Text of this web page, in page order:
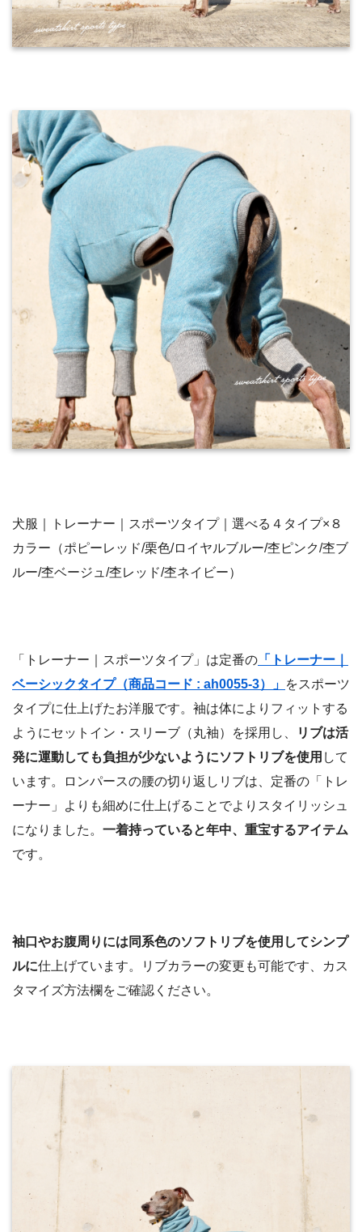
犬服｜トレーナー｜スポーツタイプ｜選べる４タイプ×８
カラー（ポピーレッド/栗色/ロイヤルブルー/杢ピンク/杢ブ
ルー/杢ベージュ/杢レッド/杢ネイビー）
「トレーナー｜スポーツタイプ」は定番の 「トレーナー｜
ベーシックタイプ（商品コード : ah0055-3）」 をスポーツ
タイプに仕上げたお洋服です。袖は体によりフィットする
ようにセットイン・スリーブ（丸袖）を採用し、
リブは活
発に運動しても負担が少ないようにソフトリブを使用 して
います。ロンパースの腰の切り返しリブは、定番の「トレ
ーナー」よりも細めに仕上げることでよりスタイリッシュ
になりました。 一着持っていると年中、重宝するアイテム
です。
袖口やお腹周りには同系色のソフトリブを使用してシンプ
ルに仕上げています。リブカラーの変更も可能です、カス
タマイズ方法欄をご確認ください。